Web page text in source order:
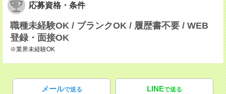
応募資格・条件
職種未経験OK / ブランクOK / 履歴書不要 / WEB
登録・面接OK
※業界未経験OK
メールで送る LINEで送る